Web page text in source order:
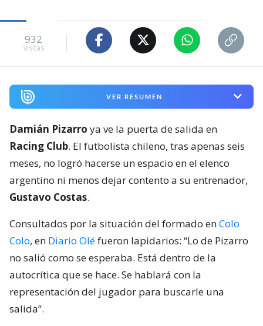
932
visitas
VER RESUMEN
Damián Pizarro ya ve la puerta de salida en
Racing Club. El futbolista chileno, tras apenas seis
meses, no logró hacerse un espacio en el elenco
argentino ni menos dejar contento a su entrenador,
Gustavo Costas.
Consultados por la situación del formado enColo
Colo, en Diario Oléfueron lapidarios: “Lo de Pizarro
no salió como se esperaba. Está dentro de la
autocrítica que se hace. Se hablará con la
representación del jugador para buscarle una
salida”.